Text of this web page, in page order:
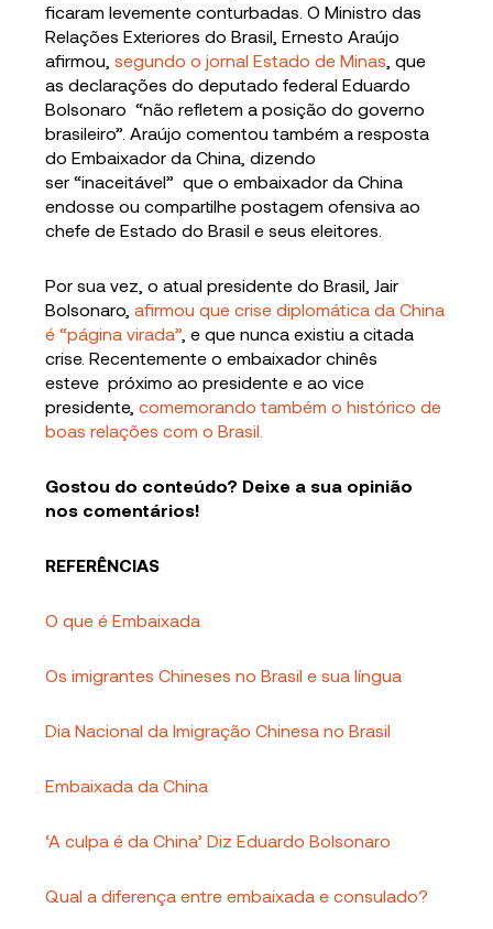
ficaram levemente conturbadas. O Ministro das
Relações Exteriores do Brasil, Ernesto Araújo
afirmou,segundo o jornal Estado de Minas , que
as declarações do deputado federal Eduardo
Bolsonaro “não refletem a posição do governo
brasileiro”. Araújo comentou também a resposta
do Embaixador da China, dizendo
ser “inaceitável” que o embaixador da China
endosse ou compartilhe postagem ofensiva ao
chefe de Estado do Brasil e seus eleitores.
Por sua vez, o atual presidente do Brasil, Jair
Bolsonaro,afirmou que crise diplomática da China
é “página virada” , e que nunca existiu a citada
crise. Recentemente o embaixador chinês
esteve próximo ao presidente e ao vice
presidente,comemorando também o histórico de
boas relações com o Brasil.
Gostou do conteúdo? Deixe a sua opinião
nos comentários!
REFERÊNCIAS
O que é Embaixada
Os imigrantes Chineses no Brasil e sua língua
Dia Nacional da Imigração Chinesa no Brasil
Embaixada da China
‘A culpa é da China’ Diz Eduardo Bolsonaro
Qual a diferença entre embaixada e consulado?